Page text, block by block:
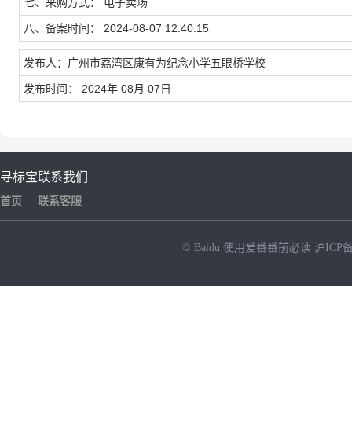
八、备案时间： 2024-08-07 12:40:15
发布人：广州市荔湾区康有为纪念小学五眼桥学校
发布时间： 2024年 08月 07日
寻标宝
首页
联系我们
联系客服
© Baidu 使用爱番番前必读 沪ICP